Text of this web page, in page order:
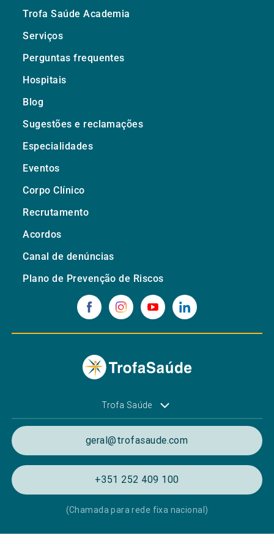
Trofa Saúde Academia
Serviços
Perguntas frequentes
Hospitais
Blog
Sugestões e reclamações
Especialidades
Eventos
Corpo Clínico
Recrutamento
Acordos
Canal de denúncias
Plano de Prevenção de Riscos
Trofa Saúde
geral@trofasaude.com
+351 252 409 100
(Chamada para rede fixa nacional)